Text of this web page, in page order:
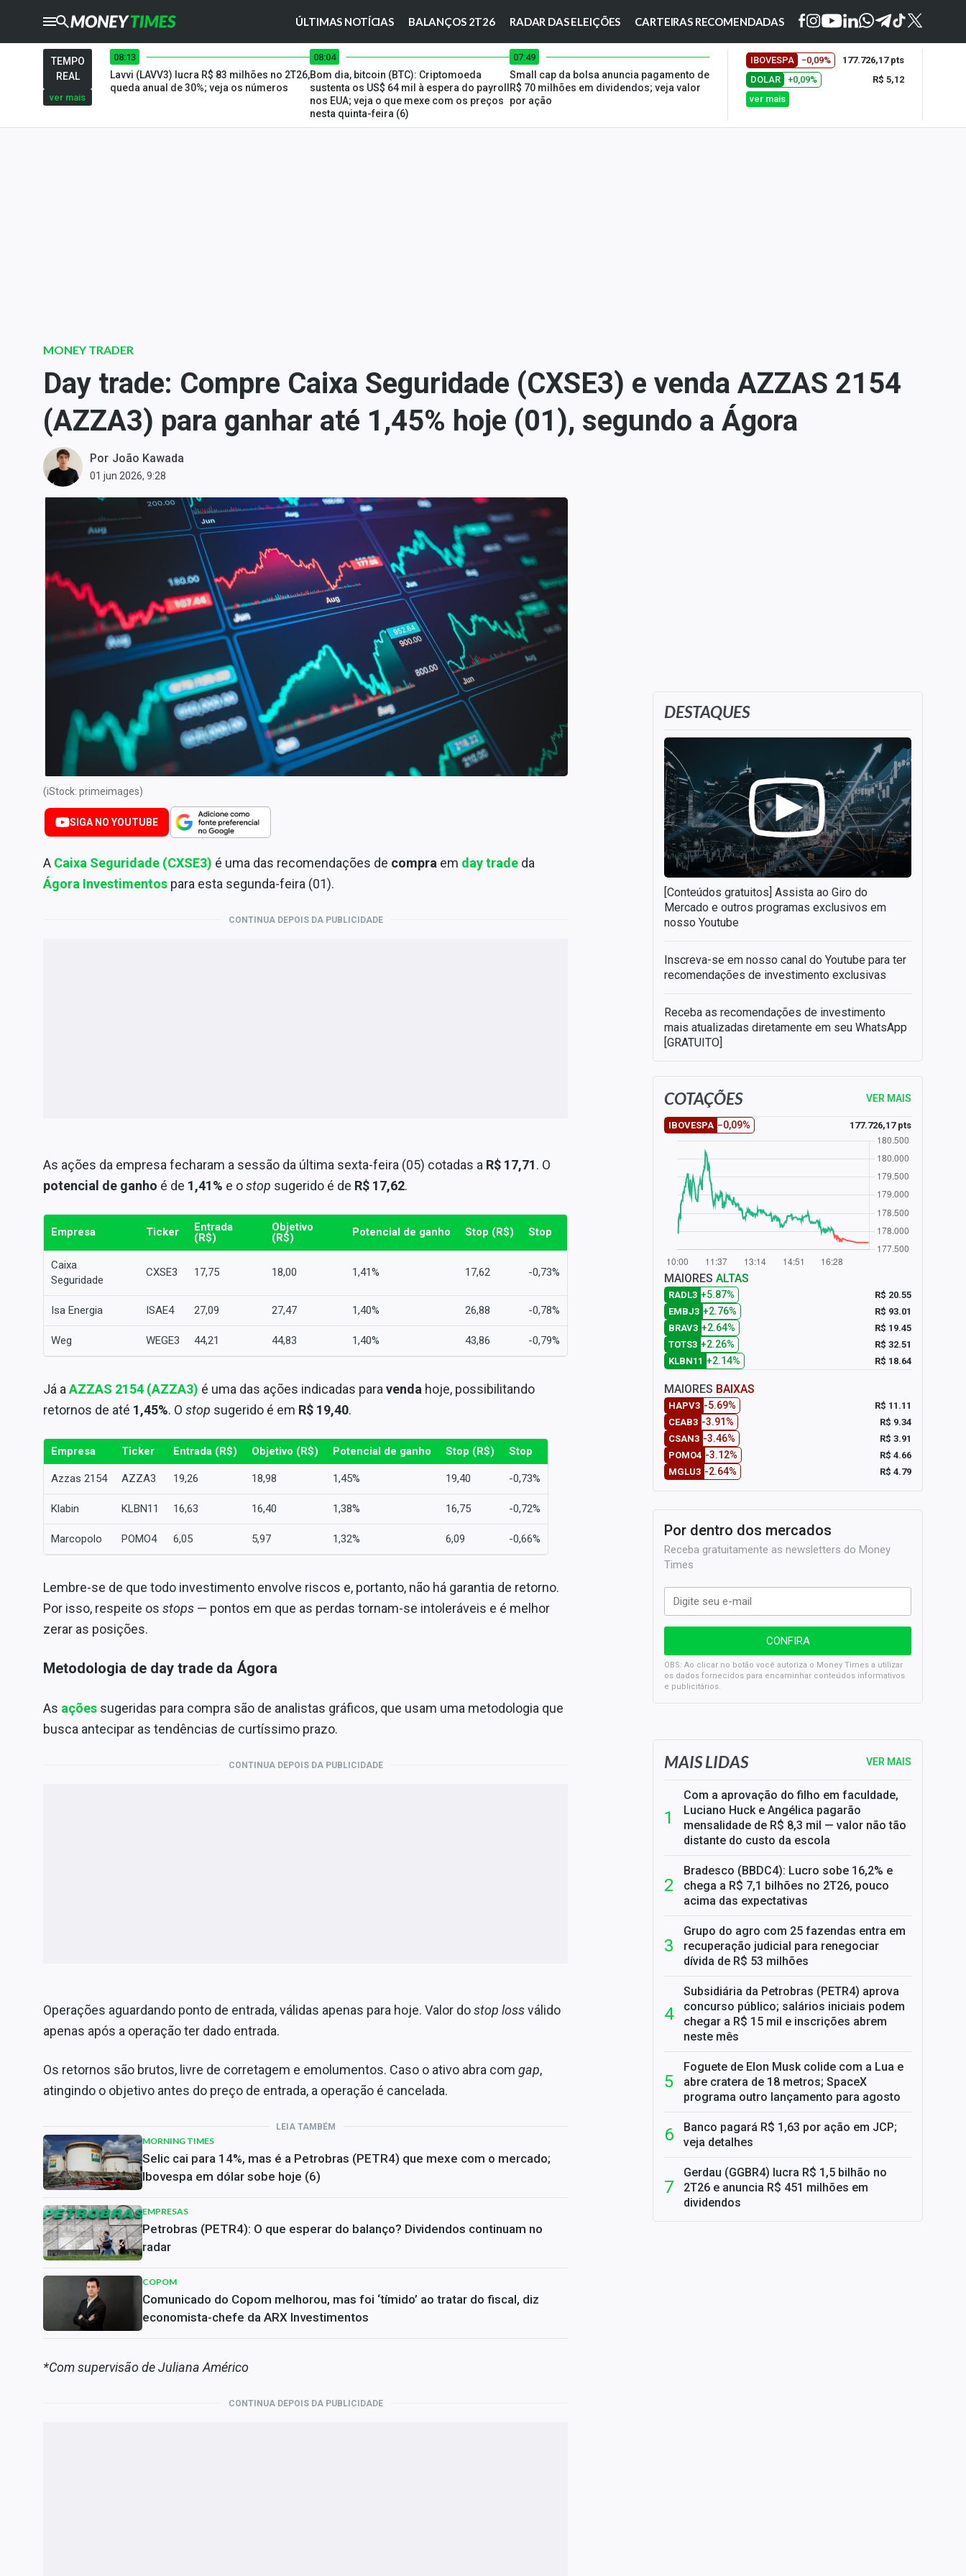
ÚLTIMAS NOTÍCIAS BALANÇOS 2T26 RADAR DAS ELEIÇÕES CARTEIRAS RECOMENDADAS
CRYPTOTIMES
TIMES
Central de Dividendos
Central de Fundos
Central dos IPOs
Renda Fixa
Finanças Pessoais
Mercados
Política
Money Trader
Internacional
Conteúdo de Marca
Expediente
TEMPO
REAL
ver mais
08:13
Lavvi (LAVV3) lucra R$ 83 milhões no 2T26,
queda anual de 30%; veja os números
08:04
Bom dia, bitcoin (BTC): Criptomoeda
sustenta os US$ 64 mil à espera do payroll
nos EUA; veja o que mexe com os preços
nesta quinta-feira (6)
07:49
Small cap da bolsa anuncia pagamento de
R$ 70 milhões em dividendos; veja valor
por ação
IBOVESPA −0,09%
177.726,17 pts
DOLAR
+0,09%
R$ 5,12
ver mais
MONEY TRADER
Day trade: Compre Caixa Seguridade (CXSE3) e venda AZZAS 2154
(AZZA3) para ganhar até 1,45% hoje (01), segundo a Ágora
Por João Kawada
01 jun 2026, 9:28
(iStock: primeimages)
SIGA NO YOUTUBE
A Caixa Seguridade (CXSE3) é uma das recomendações de compra em day trade da
Ágora Investimentos para esta segunda-feira (01).
CONTINUA DEPOIS DA PUBLICIDADE
As ações da empresa fecharam a sessão da última sexta-feira (05) cotadas a R$ 17,71. O
potencial de ganho é de 1,41% e ostop sugerido é de R$ 17,62.
Empresa Ticker
Entrada
(R$)
Objetivo
(R$)
Potencial de ganho Stop (R$) Stop
Caixa
Seguridade
CXSE3 17,75 18,00 1,41% 17,62 -0,73%
Isa Energia ISAE4 27,09 27,47 1,40% 26,88 -0,78%
Weg WEGE3 44,21 44,83 1,40% 43,86 -0,79%
Já a AZZAS 2154 (AZZA3) é uma das ações indicadas para venda hoje, possibilitando
retornos de até 1,45%. O stop sugerido é em R$ 19,40.
Empresa Ticker Entrada (R$) Objetivo (R$) Potencial de ganho Stop (R$) Stop
Azzas 2154 AZZA3 19,26 18,98 1,45% 19,40 -0,73%
Klabin KLBN11 16,63 16,40 1,38% 16,75 -0,72%
Marcopolo POMO4 6,05 5,97 1,32% 6,09 -0,66%
Lembre-se de que todo investimento envolve riscos e, portanto, não há garantia de retorno.
Por isso, respeite os stops — pontos em que as perdas tornam-se intoleráveis e é melhor
zerar as posições.
Metodologia de day trade da Ágora
As ações sugeridas para compra são de analistas gráficos, que usam uma metodologia que
busca antecipar as tendências de curtíssimo prazo.
CONTINUA DEPOIS DA PUBLICIDADE
Operações aguardando ponto de entrada, válidas apenas para hoje. Valor dostop lossválido
apenas após a operação ter dado entrada.
Os retornos são brutos, livre de corretagem e emolumentos. Caso o ativo abra com gap,
atingindo o objetivo antes do preço de entrada, a operação é cancelada.
LEIA TAMBÉM
MORNING TIMES
Selic cai para 14%, mas é a Petrobras (PETR4) que mexe com o mercado;
Ibovespa em dólar sobe hoje (6)
EMPRESAS
Petrobras (PETR4): O que esperar do balanço? Dividendos continuam no
radar
COPOM
Comunicado do Copom melhorou, mas foi ‘tímido’ ao tratar do fiscal, diz
economista-chefe da ARX Investimentos
*Com supervisão de Juliana Américo
CONTINUA DEPOIS DA PUBLICIDADE
DESTAQUES
[Conteúdos gratuitos] Assista ao Giro do
Mercado e outros programas exclusivos em
nosso Youtube
Inscreva-se em nosso canal do Youtube para ter
recomendações de investimento exclusivas
Receba as recomendações de investimento
mais atualizadas diretamente em seu WhatsApp
[GRATUITO]
COTAÇÕES VER MAIS
IBOVESPA −0,09% 177.726,17 pts
MAIORES ALTAS
RADL3 +5.87%
R$ 20.55
EMBJ3 +2.76%
R$ 93.01
BRAV3 +2.64%
R$ 19.45
TOTS3 +2.26%
R$ 32.51
KLBN11 +2.14% R$ 18.64
MAIORES BAIXAS
HAPV3 -5.69%
R$ 11.11
CEAB3 -3.91%
R$ 9.34
CSAN3 -3.46%
R$ 3.91
POMO4 -3.12%
R$ 4.66
MGLU3 -2.64% R$ 4.79
Por dentro dos mercados
Receba gratuitamente as newsletters do Money
Times
OBS: Ao clicar no botão você autoriza o Money Times a utilizar
os dados fornecidos para encaminhar conteúdos informativos
e publicitários.
SELIC em 14%: A repercussão da decisão sobre os JUROS
MAIS LIDAS VER MAIS
Com a aprovação do filho em faculdade,
Luciano Huck e Angélica pagarão
mensalidade de R$ 8,3 mil — valor não tão
distante do custo da escola
Bradesco (BBDC4): Lucro sobe 16,2% e
chega a R$ 7,1 bilhões no 2T26, pouco
acima das expectativas
Grupo do agro com 25 fazendas entra em
recuperação judicial para renegociar
dívida de R$ 53 milhões
Subsidiária da Petrobras (PETR4) aprova
concurso público; salários iniciais podem
chegar a R$ 15 mil e inscrições abrem
neste mês
Foguete de Elon Musk colide com a Lua e
abre cratera de 18 metros; SpaceX
programa outro lançamento para agosto
Banco pagará R$ 1,63 por ação em JCP;
veja detalhes
Gerdau (GGBR4) lucra R$ 1,5 bilhão no
2T26 e anuncia R$ 451 milhões em
dividendos